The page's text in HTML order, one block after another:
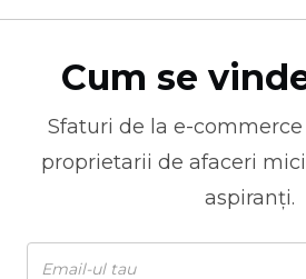
Cum se
Sfaturi de la e-commerce
proprietarii de afaceri
aspiranți.